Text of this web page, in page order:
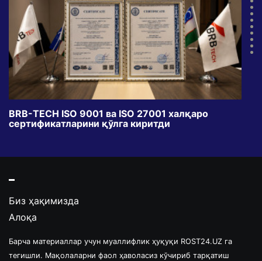
BRB-TECH ISO 9001 ва ISO 27001 халқаро
сертификатларини қўлга киритди
Биз ҳақимизда
Алоқа
Барча материаллар учун муаллифлик ҳуқуқи ROST24.UZ га
тегишли. Мақолаларни фаол ҳаволасиз кўчириб тарқатиш